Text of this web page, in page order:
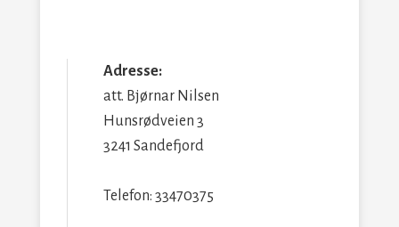
Adresse:
att. Bjørnar Nilsen
Hunsrødveien 3
3241 Sandefjord
Telefon: 33470375